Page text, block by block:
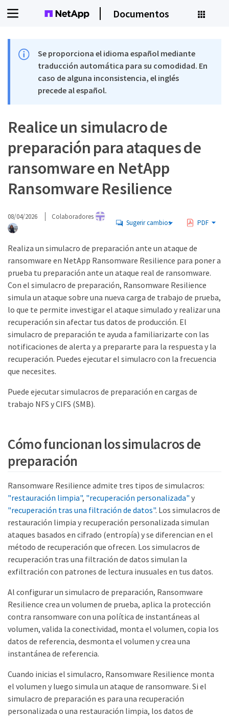
Documentos
Se proporciona el idioma español mediante
traducción automática para su comodidad. En
caso de alguna inconsistencia, el inglés
precede al español.
Realice un simulacro de
preparación para ataques de
ransomware en NetApp
Ransomware Resilience
08/04/2026 Colaboradores
Sugerir cambios PDF
Realiza un simulacro de preparación ante un ataque de
ransomware en NetApp Ransomware Resilience para poner a
prueba tu preparación ante un ataque real de ransomware.
Con el simulacro de preparación, Ransomware Resilience
simula un ataque sobre una nueva carga de trabajo de prueba,
lo que te permite investigar el ataque simulado y realizar una
recuperación sin afectar tus datos de producción. El
simulacro de preparación te ayuda a familiarizarte con las
notificaciones de alerta y a prepararte para la respuesta y la
recuperación. Puedes ejecutar el simulacro con la frecuencia
que necesites.
Puede ejecutar simulacros de preparación en cargas de
trabajo NFS y CIFS (SMB).
Cómo funcionan los simulacros de
preparación
Ransomware Resilience admite tres tipos de simulacros:
"restauración limpia", "recuperación personalizada" y
"recuperación tras una filtración de datos". Los simulacros de
restauración limpia y recuperación personalizada simulan
ataques basados en cifrado (entropía) y se diferencian en el
método de recuperación que ofrecen. Los simulacros de
recuperación tras una filtración de datos simulan la
exfiltración con patrones de lectura inusuales en tus datos.
Al configurar un simulacro de preparación, Ransomware
Resilience crea un volumen de prueba, aplica la protección
contra ransomware con una política de instantáneas al
volumen, valida la conectividad, monta el volumen, copia los
datos de referencia, desmonta el volumen y crea una
instantánea de referencia.
Cuando inicias el simulacro, Ransomware Resilience monta
el volumen y luego simula un ataque de ransomware. Si el
simulacro de preparación es para una recuperación
personalizada o una restauración limpia, los datos de